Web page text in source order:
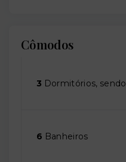
Cômodos
3 Dormitórios, sendo
6 Banheiros